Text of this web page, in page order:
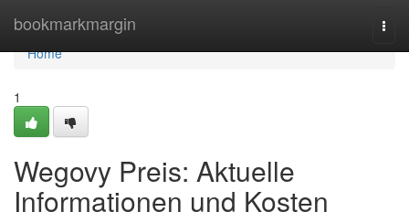
bookmarkmargin
Home
Home
1
Wegovy Preis: Aktuelle
Informationen und Kosten